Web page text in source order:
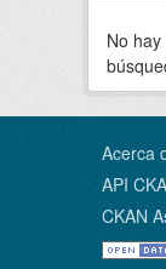
No
Acerca
API
CKAN